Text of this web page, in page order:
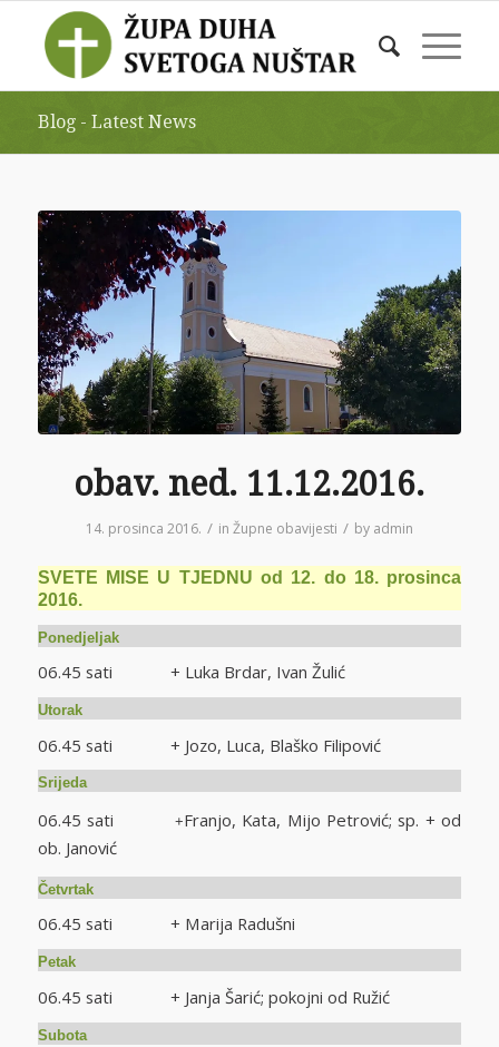
Blog - Latest News
obav. ned. 11.12.2016.
14. prosinca 2016. / in Župne obavijesti / by admin
SVETE MISE U TJEDNU od 12. do 18. prosinca
2016.
Ponedjeljak
06.45 sati + Luka Brdar, Ivan Žulić
Utorak
06.45 sati + Jozo, Luca, Blaško Filipović
Srijeda
06.45 sati +Franjo, Kata, Mijo Petrović; sp. + od
ob. Janović
Četvrtak
06.45 sati + Marija Radušni
Petak
06.45 sati + Janja Šarić; pokojni od Ružić
Subota